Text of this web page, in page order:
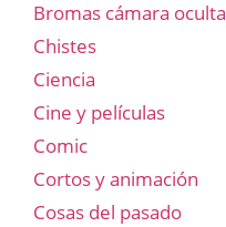
Bromas cámara oculta
Chistes
Ciencia
Cine y películas
Comic
Cortos y animación
Cosas del pasado